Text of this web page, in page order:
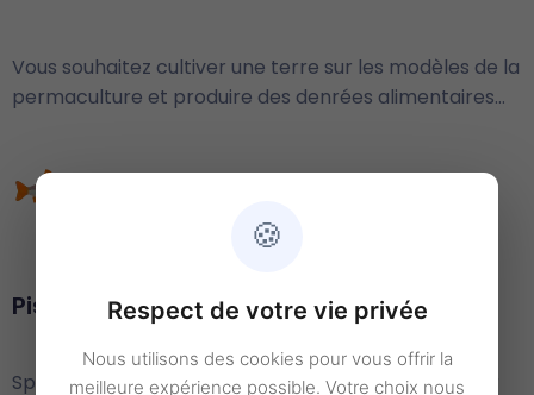
Vous souhaitez cultiver une terre sur les modèles de la
permaculture et produire des denrées alimentaires…
Pisciculture
Spécialisation de l’aquaculture, vous souhaitez créer
🍪
Respect de votre vie privée
Nous utilisons des cookies pour vous offrir la
meilleure expérience possible. Votre choix nous